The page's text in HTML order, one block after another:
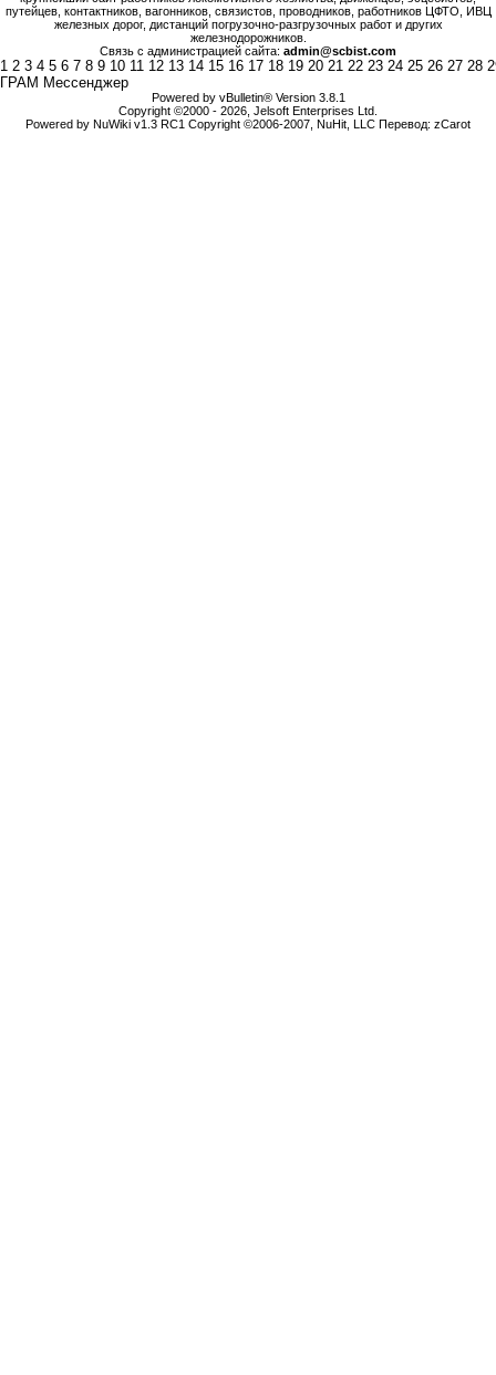
путейцев, контактников, вагонников, связистов, проводников, работников ЦФТО, ИВЦ
железных дорог, дистанций погрузочно-разгрузочных работ и других
железнодорожников.
Связь с администрацией сайта: admin@scbist.com
1 2 3 4 5 6 7 8 9 10 11 12 13 14 15 16 17 18 19 20 21 22 23 24 25 26 27 28
ГРАМ Мессенджер
Powered by vBulletin® Version 3.8.1
Copyright ©2000 - 2026, Jelsoft Enterprises Ltd.
Powered by NuWiki v1.3 RC1 Copyright ©2006-2007, NuHit, LLC Перевод: zCarot